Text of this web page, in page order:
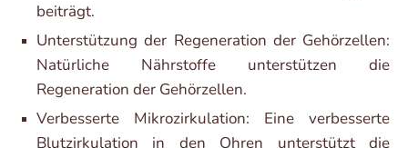
beiträgt.
Unterstützung der Regeneration der Gehörzellen:
Natürliche Nährstoffe unterstützen die
Regeneration der Gehörzellen.
Verbesserte Mikrozirkulation: Eine verbesserte
Blutzirkulation in den Ohren unterstützt die